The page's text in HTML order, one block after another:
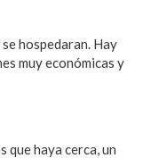
hospedaran. Hay
muy económicas y
haya cerca, un